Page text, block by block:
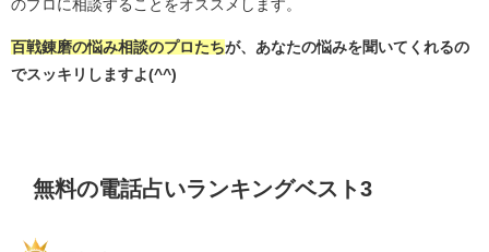
のプロに相談することをオススメします。
百戦錬磨の悩み相談のプロたちが、あなたの悩みを聞いてくれるの
でスッキリしますよ(^^)
無料の電話占いランキングベスト3